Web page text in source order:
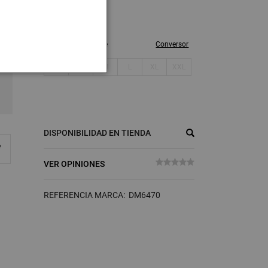
Fabricante Conversor
DISPONIBILIDAD EN TIENDA
VER OPINIONES
REFERENCIA MARCA: DM6470